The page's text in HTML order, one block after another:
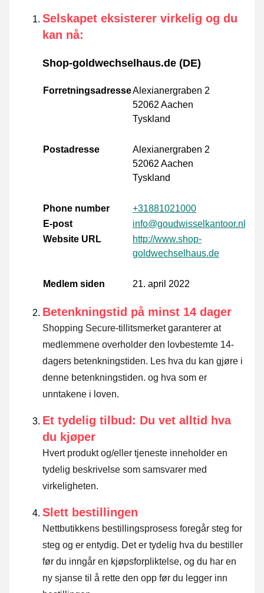
Selskapet eksisterer virkelig og du
kan nå:
Shop-goldwechselhaus.de (DE)
ForretningsadresseAlexianergraben 2
52062 Aachen
Tyskland
Postadresse
Alexianergraben 2
52062 Aachen
Tyskland
Phone number
+31881021000
E-post
info@goudwisselkantoor.nl
Website URL
http://www.shop-
goldwechselhaus.de
Medlem siden 21. april 2022
Betenkningstid på minst 14 dager
Shopping Secure-tillitsmerket garanterer at
medlemmene overholder den lovbestemte 14-
dagers betenkningstiden. Les hva du kan gjøre i
denne betenkningstiden. og hva som er
unntakene i loven.
Et tydelig tilbud: Du vet alltid hva
du kjøper
Hvert produkt og/eller tjeneste inneholder en
tydelig beskrivelse som samsvarer med
virkeligheten.
Slett bestillingen
Nettbutikkens bestillingsprosess foregår steg for
steg og er entydig. Det er tydelig hva du bestiller
før du inngår en kjøpsforpliktelse, og du har en
ny sjanse til å rette den opp før du legger inn